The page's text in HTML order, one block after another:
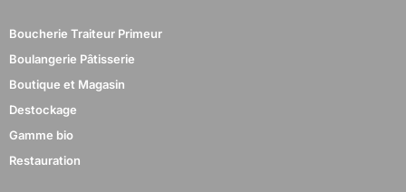
Boucherie Traiteur Primeur
Boulangerie Pâtisserie
Boutique et Magasin
Destockage
Gamme bio
Restauration